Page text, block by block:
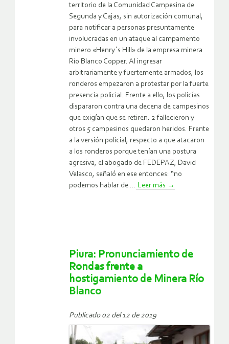
territorio de la Comunidad Campesina de
Segunda y Cajas, sin autorización comunal,
para notificar a personas presuntamente
involucradas en un ataque al campamento
minero «Henry´s Hill» de la empresa minera
Río Blanco Copper. Al ingresar
arbitrariamente y fuertemente armados, los
ronderos empezaron a protestar por la fuerte
presencia policial. Frente a ello, los policías
dispararon contra una decena de campesinos
que exigían que se retiren. 2 fallecieron y
otros 5 campesinos quedaron heridos. Frente
a la versión policial, respecto a que atacaron
a los ronderos porque tenían una postura
agresiva, el abogado de FEDEPAZ, David
Velasco, señaló en ese entonces: “no
podemos hablar de ... Leer más →
Piura: Pronunciamiento de
Rondas frente a
hostigamiento de Minera Río
Blanco
Publicado 02 del 12 de 2019